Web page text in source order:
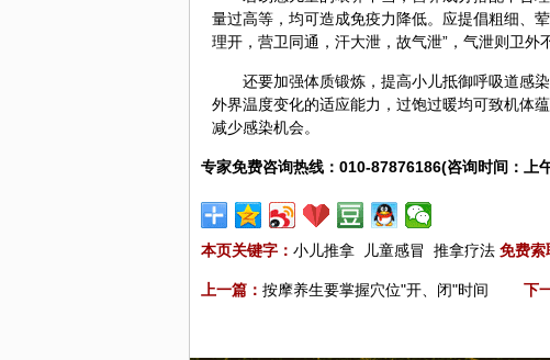
量过高等，均可造成免疫力降低。应提倡粗细、
理开，营卫同通，汗大泄，故气泄”，气泄则卫外
还要加强体质锻炼，提高小儿抵御呼吸道感
外界温度变化的适应能力，过饱过暖均可致机体
减少感染机会。
专家免费咨询热线：010-87876186(咨询时间：上
本页关键字： 小儿推拿 儿童感冒 推拿疗法 免费索
上一篇： 按摩养生要掌握穴位"开、闭"时间 下